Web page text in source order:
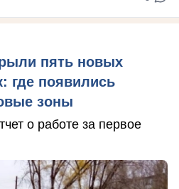
пять новых
где появились
зоны
о работе за первое